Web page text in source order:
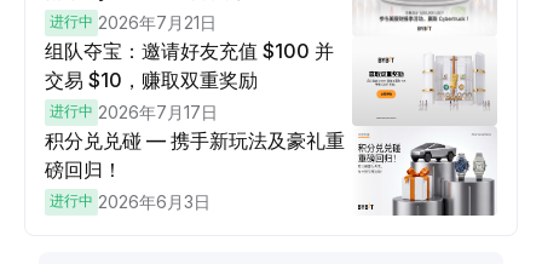
进行中 2026年7月21日
组队夺宝：邀请好友充值 $100 并
交易 $10，赚取双重奖励
进行中 2026年7月17日
积分兑兑碰 — 携手新玩法及豪礼重
磅回归！
进行中 2026年6月3日